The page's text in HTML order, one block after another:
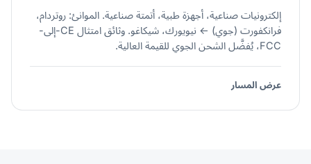
إلكترونيات صناعية، أجهزة طبية، أتمتة صناعية. الموانئ: روتردام،
فرانكفورت (جوي) ← نيويورك، شيكاغو. وثائق امتثال CE-إلى-
FCC، يُفضَّل الشحن الجوي للقيمة العالية.
عرض المسار